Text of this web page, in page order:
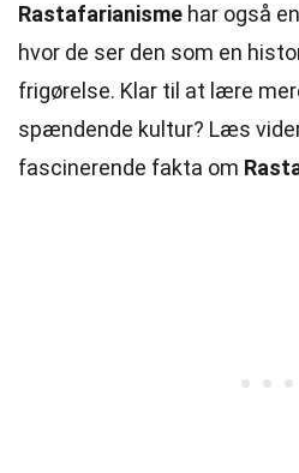
Rastafarianisme har også
hvor de ser den som en
frigørelse. Klar til at lære
spændende kultur? Læs
fascinerende fakta om